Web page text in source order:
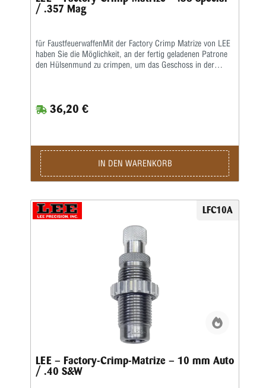
/ .357 Mag
für FaustfeuerwaffenMit der Factory Crimp Matrize von LEE
haben Sie die Möglichkeit, an der fertig geladenen Patrone
den Hülsenmund zu crimpen, um das Geschoss in der
Geschoss, bzw. in die Crimprille gepresst.Der Pressdruck
kann durch Verstellen des Matrizenkörpers fein justiert
sichern.Der Crimp entspricht dem einer Fabrikpatrone.Bei
zylindrischen Faustfeuerwaffenhülsen wird der Hülsenmund
entweder über einen Tapercrimp für Pistolenpatronen oder
einen Rollcrimp bei Revolverpatronen gecrimpt.Ein
zusätzlicher Hartmetall-Kalibrierring glättet anschließend
aufgeworfenes Material.Der Geschosssitz ist deutlich fester,
als bei anderen Crimpmatrizen.Selbst bei stärksten
Magnum-Revolverladungen werden die Geschosse sicher in
36,20 €
IN DEN WARENKORB
LFC10A
LEE – Factory-Crimp-Matrize – 10 mm Auto
/ .40 S&W